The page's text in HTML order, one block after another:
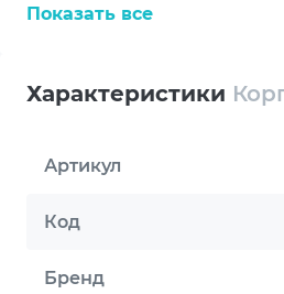
2,5", что делает корпус
Система охлаждения
отверстий для СРО,
Показать все
Характеристики
Артикул
Код
Бренд